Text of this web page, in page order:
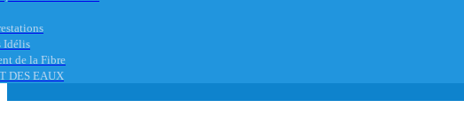
Idélis
de la Fibre
DES EAUX